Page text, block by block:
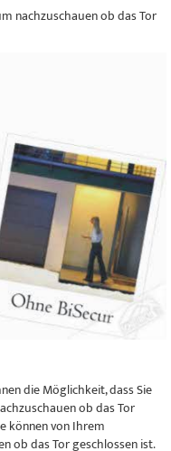
nachzuschauen ob das Tor
die Möglichkeit, dass Sie
ob das Tor
können von Ihrem
ob das Tor geschlossen ist.